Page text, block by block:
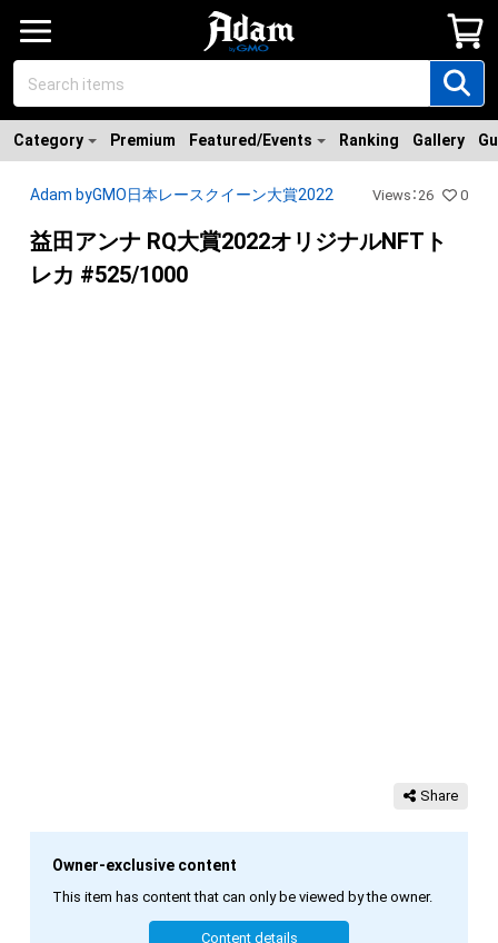
Category Premium Featured/Events Ranking Gallery
Adam byGMO日本レースクイーン大賞2022 Views ：26 0
益田アンナ RQ大賞2022オリジナルNFTト
レカ #525/1000
Share
Owner-exclusive content
This item has content that can only be viewed by the owner.
Content details